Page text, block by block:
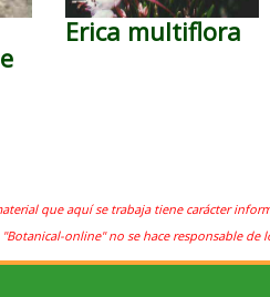
Erica multiflora
que aquí se trabaja tiene carácter
"Botanical-online" no se hace responsable